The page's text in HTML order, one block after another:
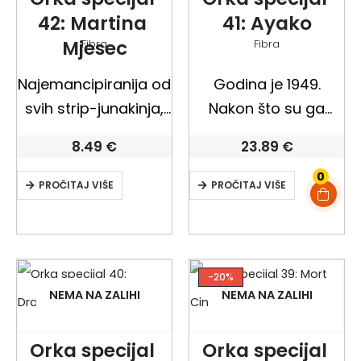
0
ali…
i danas….
42: Martina
Mjesec
Fibra
Najemancipiranija od
svih strip-junakinja,
Darka Macan i
Gorana Sudžuke,
vizualno je naklon, a
sadržajem otklon od
pustolovnog stripa.
Dok jednom rukom
trope junak(inj)a,
8.49 €
PROČITAJ VIŠE
41: Ayako
Fibra
Godina je 1949.
Nakon što su ga
snage i okupirale
armije generala
MacArthura, Japan
doživljava goleme
Poljoprivredna
reforma razbija
zemlju zakupnicima –
23.89 €
PROČITAJ VIŠE
NEMA NA ZALIHI
Orka specijal
-20%
NEMA NA ZALIHI
Orka specijal